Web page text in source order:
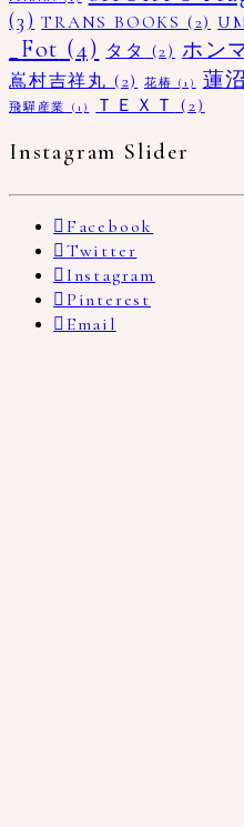
(3) TRANS BOOKS (2)
_Fot (4) タタ (2) ホン
嶌村吉祥丸 (2) 花椿 (1) 蓮
飛驒産業
(1) ＴＥＸＴ (2)
Instagram Slider
Facebook
Twitter
Instagram
Pinterest
Email